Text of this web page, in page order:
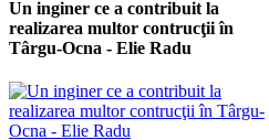
Un inginer ce a contribuit la
realizarea multor contrucţii în
Târgu-Ocna - Elie Radu